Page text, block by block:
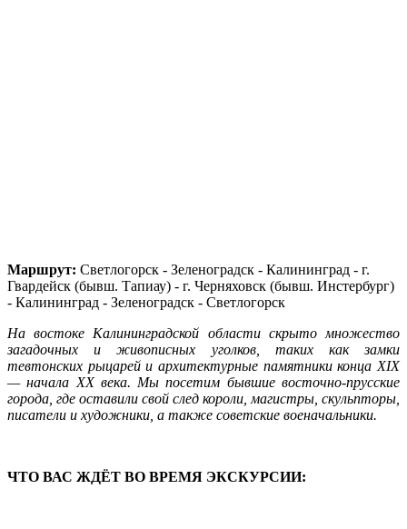
Маршрут: Светлогорск - Зеленоградск - Калининград - г.
Гвардейск (бывш. Тапиау) - г. Черняховск (бывш. Инстербург)
- Калининград - Зеленоградск - Светлогорск
На востоке Калининградской области скрыто множество
загадочных и живописных уголков, таких как замки
тевтонских рыцарей и архитектурные памятники конца XIX
— начала XX века. Мы посетим бывшие восточно-прусские
города, где оставили свой след короли, магистры, скульпторы,
писатели и художники, а также советские военачальники.
ЧТО ВАС ЖДЁТ ВО ВРЕМЯ ЭКСКУРСИИ: